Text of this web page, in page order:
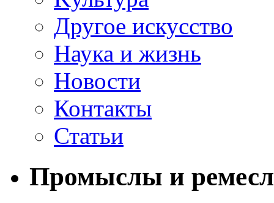
Другое искусство
Наука и жизнь
Новости
Контакты
Статьи
Промыслы и